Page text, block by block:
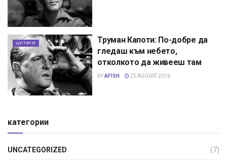
ЦИТАТИ
Труман Капоти: По-добре да
гледаш към небето,
отколкото да живееш там
BYAFISH 25 AUGUST 2016
категории
UNCATEGORIZED (7)